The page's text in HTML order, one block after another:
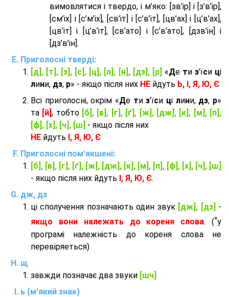
вимовлятися і твердо, і м’яко: [зв’ір] і [з’в’ір],
[см’іх] і [с’м’іх], [св’іт] і [с’в’іт], [цв’ах] і [ц’в’ах],
[цв’іт] і [ц’в’іт], [св’ато] і [с’в’ато], [дзв’iн] і
[дз’в’iн].
Приголосні тверді:
[д], [т], [з], [с], [ц], [л], [н], [дз], [р] «Де ти з'їси ці
лини, дз, р» - якщо після них НЕ йдуть Ь, І, Я, Ю, Є
Всі приголосні, окрім «Де тиз'їси ці лини, дз, р»
та [й], тобто [б], [в], [г], [ґ], [ж], [дж], [к], [м], [п],
[ф], [х], [ч], [ш] - якщо після них
НЕ йдуть І, Я, Ю, Є
Приголосні пом'якшені:
[б], [в], [г], [ґ], [ж], [дж], [к], [м], [п], [ф], [х], [ч], [ш]
- якщо після них йдуть І, Я, Ю, Є.
дж, дз
ці сполучення позначають один звук [дж], [дз] -
якщо вони належать до кореня слова. (*у
програмі належність до кореня слова не
перевіряеться)
щ
завжди позначає два звуки [шч]
ь (м'який знак)